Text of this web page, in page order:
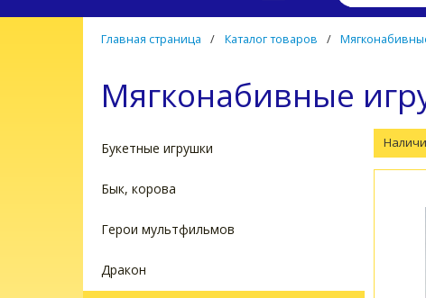
Главная страница / Каталог товаров /
Мягконабивные
Букетные игрушки
Бык, корова
Герои мультфильмов
Дракон